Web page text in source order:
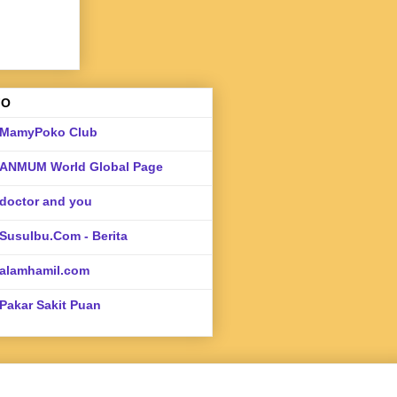
MamyPoko Club
ANMUM World Global Page
doctor and you
SusuIbu.Com - Berita
alamhamil.com
Pakar Sakit Puan